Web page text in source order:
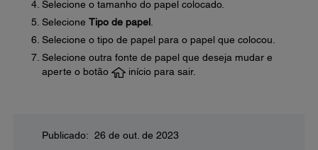
Selecione o tamanho do papel colocado.
Selecione Tipo de papel
Selecione o tipo de papel para o papel que colocou.
Selecione outra fonte de papel que deseja mudar e
aperte o botão
início para sair.
Publicado: 26 de out. de 2023